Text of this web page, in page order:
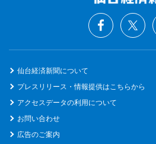
仙台経済新聞について
プレスリリース・情報提供はこちらから
アクセスデータの利用について
お問い合わせ
広告のご案内